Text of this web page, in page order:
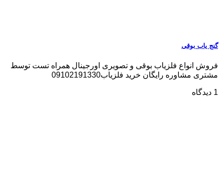
گنج یاب بوقی
فروش انواع فلزیاب بوقی و تصویری اورجینال همراه تست توسط
مشتری مشاوره رایگان خرید فلزیاب09102191330
1 دیدگاه